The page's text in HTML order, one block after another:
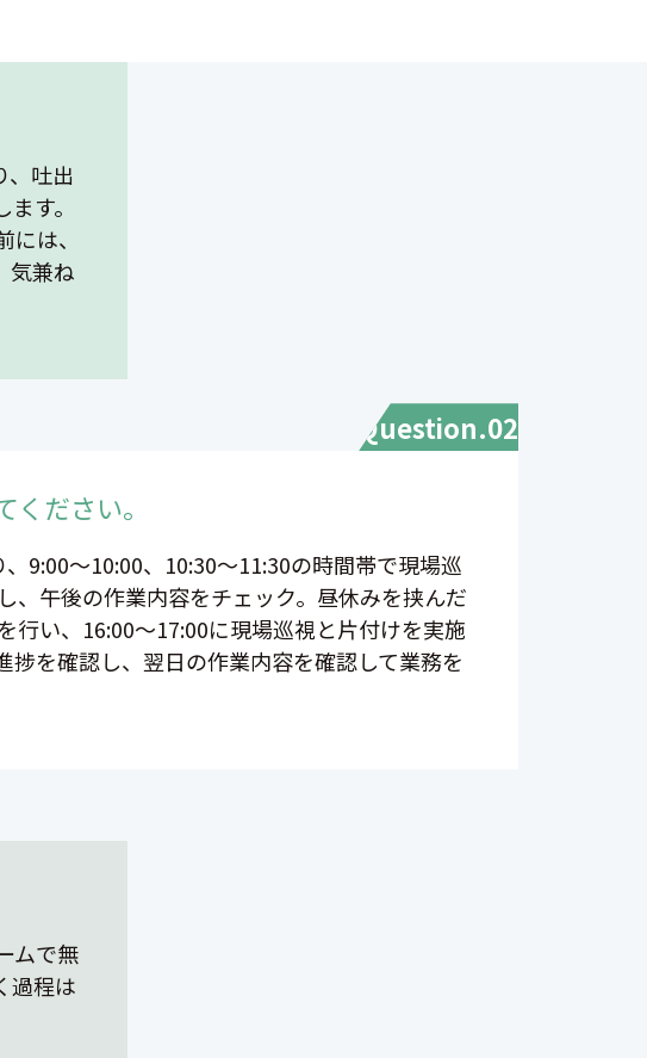
、吐出
す。
は、
気兼ね
Question.02
ださい。
9:00～10:00、10:30～11:30の時間帯で現場巡
、午後の作業内容をチェック。昼休みを挟んだ
行い、16:00～17:00に現場巡視と片付けを実施
捗を確認し、翌日の作業内容を確認して業務を
ムで無
過程は